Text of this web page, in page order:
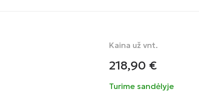
Kaina už vnt.
218,90 €
Turime sandėlyje